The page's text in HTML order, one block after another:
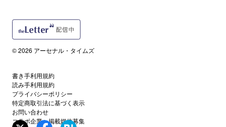
2022.05.13
救世主は少し遅れてやってくる: リーズ戦から見
2022.05.09
サポートメンバー限定
今季のアーセナル躍進の3つの理由
2022.05.04
© 2026 アーセナル・タイムズ
書き手利用規約
読み手利用規約
プライバシーポリシー
特定商取引法に基づく表示
お問い合わせ
コラボ企業・掲載媒体募集